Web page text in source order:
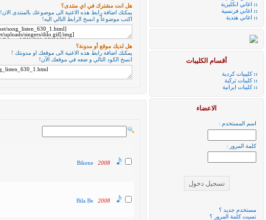
هل انت مشترك في اي منتدى؟
يمكنك اضافة رابط هذه الاغنية الى موضوعك بالمنتدى الان!
اكتب موضوعاً و انسخ الرابط التالي اليه!
هل لديك موقع أو مدونة؟
يمكنك اضافة رابط هذه الاغنية الى موقعك او مدونتك !
انسخ الكود التالي و ضعه في موقعك الآن!
Bikene 2008
Bila Be 2008
::
اغاني انكليزية
::
اغاني فرنسية
::
اغاني هندية
أقسام الكليبات
:: كليبيات كردية
:: كليبات تركية
:: كليبات ايرانية
الاعضاء
اسم المستخدم :
كلمة المرور :
مستخدم جديد ؟
نسيت كلمة المرور ؟